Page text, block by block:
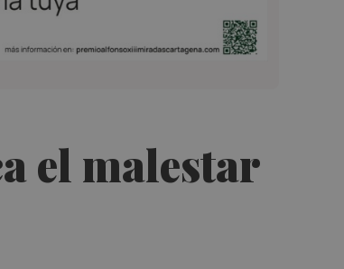
el malestar